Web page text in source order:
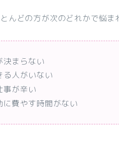
んどの方が次のどれかで悩ま
決まらない
る人がいない
事が辛い
に費やす時間がない